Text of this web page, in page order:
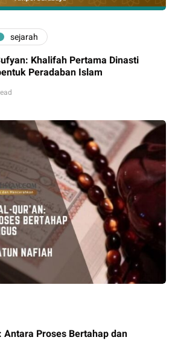
sejarah
Khalifah Pertama Dinasti
Peradaban Islam
Antara Proses Bertahap dan